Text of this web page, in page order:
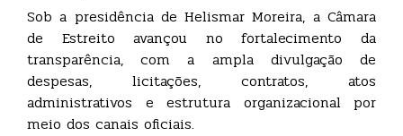
Sob a presidência de Helismar Moreira, a Câmara
de Estreito avançou no fortalecimento da
transparência, com a ampla divulgação de
despesas, licitações, contratos, atos
administrativos e estrutura organizacional por
meio dos canais oficiais.